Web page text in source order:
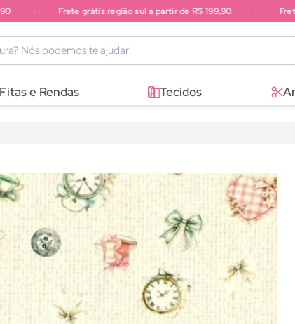
a partir de R$ 249,90
Frete grátis região sul a partir de R$ 199,90 Frete
e Rendas Tecidos